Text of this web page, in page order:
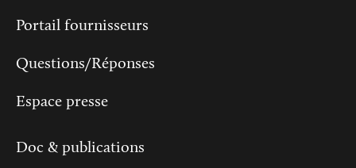
Portail fournisseurs
Questions/Réponses
Espace presse
Doc & publications